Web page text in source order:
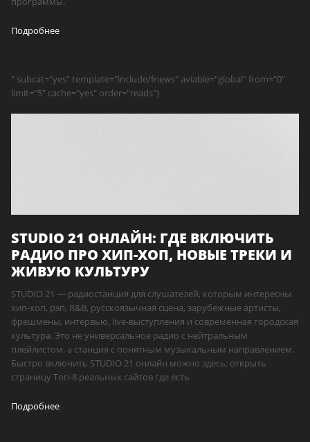
Подробнее
" subcat="yes" template="include/fnews" aviable="global" from="0"
limit="5" cache="yes" order="reads"}
STUDIO 21 ОНЛАЙН: ГДЕ ВКЛЮЧИТЬ
РАДИО ПРО ХИП-ХОП, НОВЫЕ ТРЕКИ И
ЖИВУЮ КУЛЬТУРУ
STUDIO 21 — радиостанция для слушателей, которым интересны
хип-хоп, рэп, R&B, русскоязычная сцена, зарубежные артисты,
фрешмены, интервью, live-выступления и современная городская
культура. Это не универсальное радио с нейтральным
плейлистом, а станция с понятным музыкальным направлением.
Быстро включить STUDIO 21 онлайн можно здесь: открыть
страницу Топ-8 реальных сайтов где есть
Подробнее